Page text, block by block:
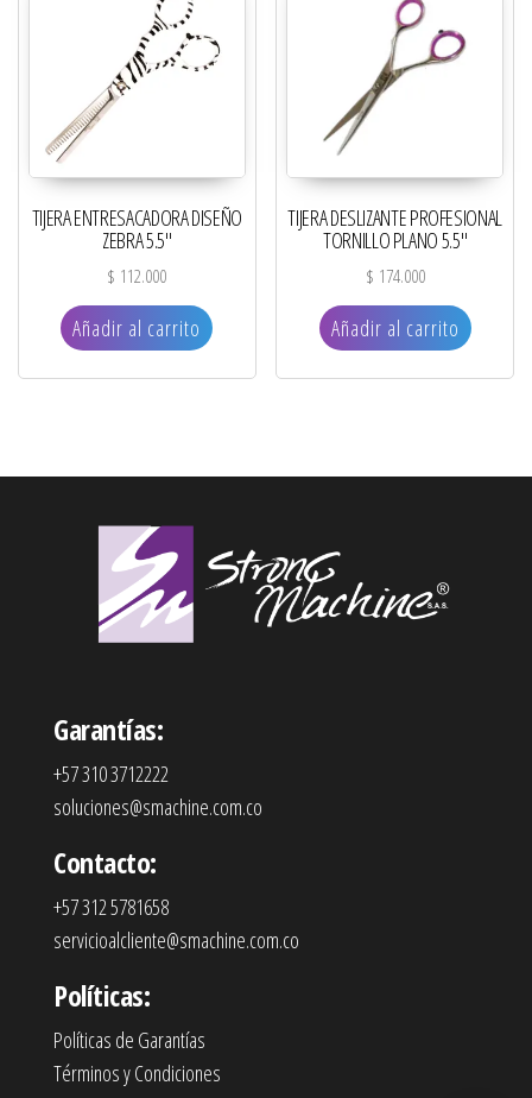
TIJERA ENTRESACADORA DISEÑO
ZEBRA 5.5″
$ 112.000
Añadir al carrito
TIJERA DESLIZANTE PROFESIONAL
TORNILLO PLANO 5.5″
$ 174.000
Añadir al carrito
Garantías:
+57 310 3712222
soluciones@smachine.com.co
Contacto:
+57 312 5781658
servicioalcliente@smachine.com.co
Políticas:
Políticas de Garantías
Términos y Condiciones